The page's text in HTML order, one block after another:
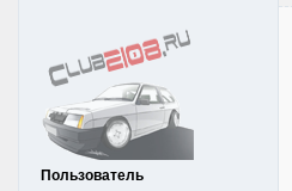
Пользователь